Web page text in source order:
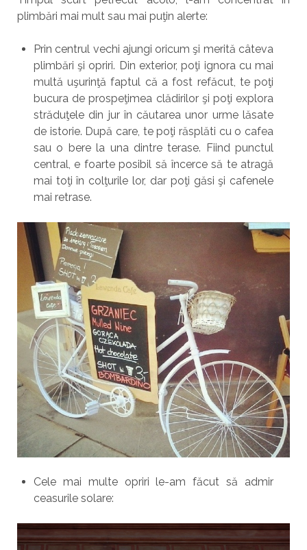
plimbări mai mult sau mai puţin alerte:
Prin centrul vechi ajungi oricum şi merită câteva
plimbări şi opriri. Din exterior, poţi ignora cu mai
multă uşurinţă faptul că a fost refăcut, te poţi
bucura de prospeţimea clădirilor şi poţi explora
străduţele din jur în căutarea unor urme lăsate
de istorie. După care, te poţi răsplăti cu o cafea
sau o bere la una dintre terase. Fiind punctul
central, e foarte posibil să încerce să te atragă
mai toţi în colţurile lor, dar poţi găsi şi cafenele
mai retrase.
Cele mai multe opriri le-am făcut să admir
ceasurile solare: